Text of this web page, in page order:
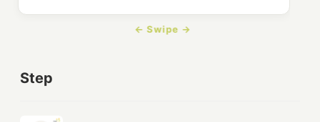
Step